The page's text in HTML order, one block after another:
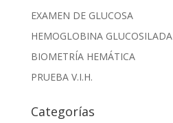
EXAMEN DE GLUCOSA
HEMOGLOBINA GLUCOSILADA
BIOMETRÍA HEMÁTICA
PRUEBA V.I.H.
Categorías